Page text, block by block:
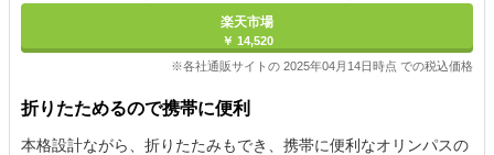
楽天市場
￥ 14,520
※各社通販サイトの 2025年04月14日時点 での税込価格
折りたためるので携帯に便利
本格設計ながら、折りたたみもでき、携帯に便利なオリンパスの